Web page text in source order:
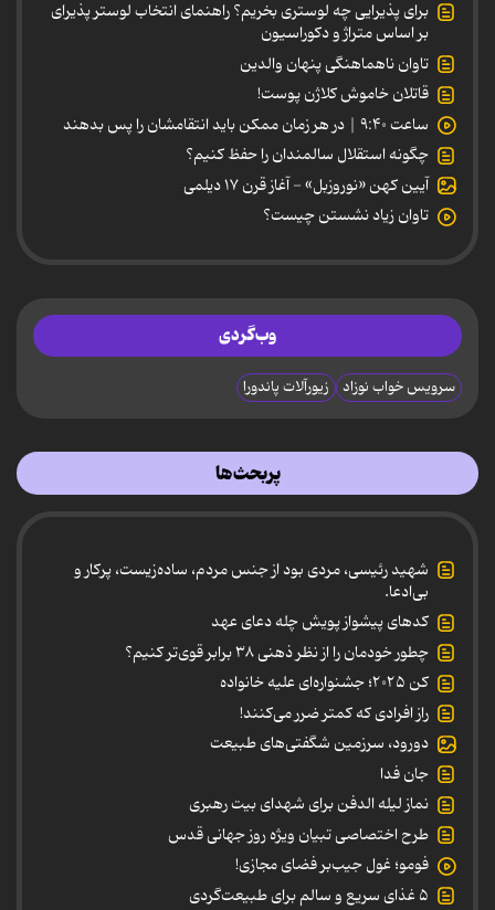
برای پذیرایی چه لوستری بخریم؟ راهنمای انتخاب لوستر پذیرای
بر اساس متراژ و دکوراسیون
تاوان ناهماهنگی پنهان والدین
قاتلان خاموش کلاژن پوست!
ساعت ۹:۴۰ | در هر زمان ممکن باید انتقامشان را پس بدهند
چگونه استقلال سالمندان را حفظ کنیم؟
آیین کهن «نوروزبل» - آغاز قرن ۱۷ دیلمی
تاوان زیاد نشستن چیست؟
وب‌گردی
سرویس خواب نوزاد زیورآلات پاندورا
پربحث‌ها
شهید رئیسی، مردی بود از جنس مردم، ساده‌زیست، پرکار و
بی‌ادعا.
کدهای پیشواز پویش چله دعای عهد
چطور خودمان را از نظر ذهنی ۳۸ برابر قوی‌تر کنیم؟
کن ۲۰۲۵؛ جشنواره‌ای علیه خانواده
راز افرادی که کمتر ضرر می‌کنند!
دورود، سرزمین شگفتی‌های طبیعت
جان فدا
نماز لیله الدفن برای شهدای بیت رهبری
طرح اختصاصی تبیان ویژه روز جهانی قدس
فومو؛ غول جیب‌بر فضای مجازی!
۵ غذای سریع و سالم برای طبیعت‌گردی